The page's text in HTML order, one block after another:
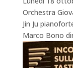
Orchestra
Jin Ju
Marco Bono